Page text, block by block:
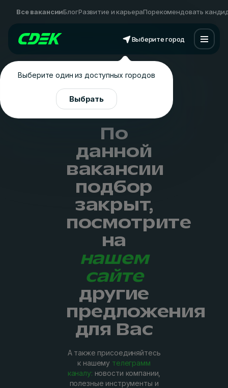
Все вакансииБлогРазвитие и карьераПорекомендовать
Выберите город
Выберите один из доступных городов
Выбрать
По
данной
вакансии
подбор
закрыт,
посмотрите
на
нашем
сайте
другие
предложения
для Вас
А также присоединяйтесь
к нашему телеграмм
каналу: новости компании,
полезные инструменты и